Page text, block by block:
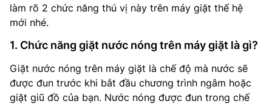
làm rõ 2 chức năng thú vị này trên máy giặt thế hệ
mới nhé.
1. Chức năng giặt nước nóng trên máy giặt là gì?
Giặt nước nóng trên máy giặt là chế độ mà nước sẽ
được đun trước khi bắt đầu chương trình ngâm hoặc
giặt giũ đồ của bạn. Nước nóng được đun trong chế